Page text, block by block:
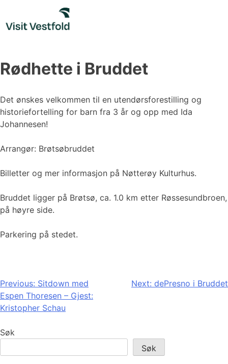
content
Rødhette i Bruddet
Det ønskes velkommen til en utendørsforestilling og
historiefortelling for barn fra 3 år og opp med Ida
Johannesen!
Arrangør: Brøtsøbruddet
Billetter og mer informasjon på Nøtterøy Kulturhus.
Bruddet ligger på Brøtsø, ca. 1.0 km etter Røssesundbroen,
på høyre side.
Parkering på stedet.
Innleggsnavigasjon
Previous: Sitdown med
Espen Thoresen – Gjest:
Kristopher Schau
Next: dePresno i Bruddet
Søk
Søk